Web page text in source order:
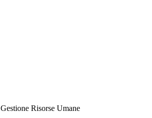
Risorse Umane